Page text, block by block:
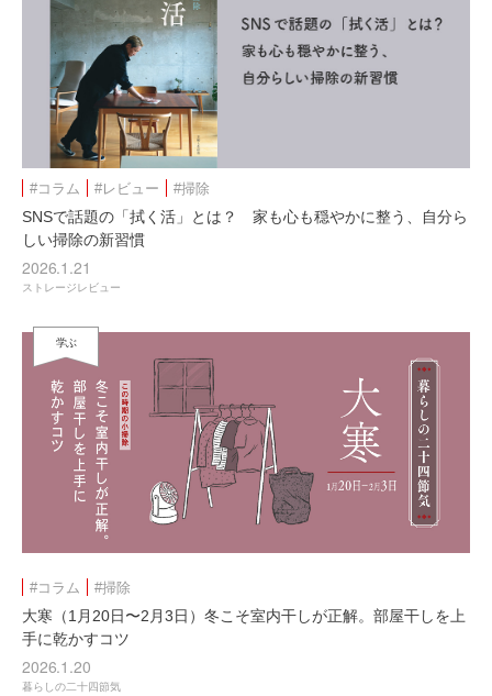
#コラム #レビュー #掃除
SNSで話題の「拭く活」とは？ 家も心も穏やかに整う、自分ら
しい掃除の新習慣
2026.1.21
ストレージレビュー
学ぶ
#コラム #掃除
大寒（1月20日〜2月3日）冬こそ室内干しが正解。部屋干しを上
手に乾かすコツ
2026.1.20
暮らしの二十四節気